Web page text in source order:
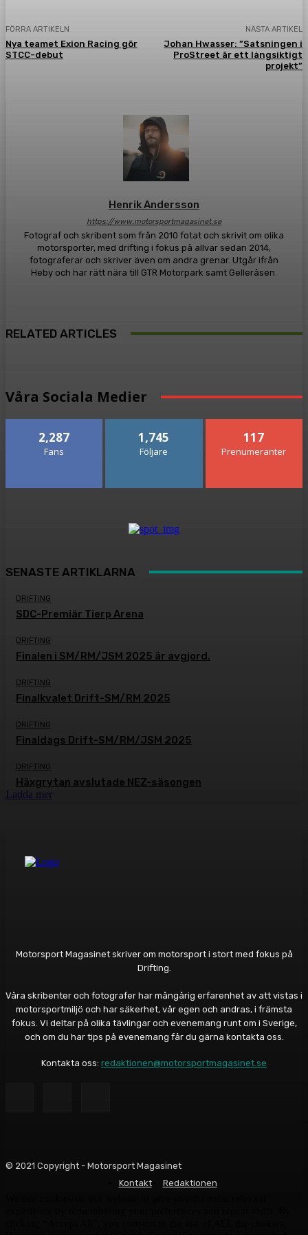
FÖRRA ARTIKELN
Nya teamet Exion Racing gör
STCC-debut
NÄSTA ARTIKEL
Johan Hwasser: ”Satsningen i
ProStreet är ett långsiktigt
projekt”
Henrik Andersson
https://www.motorsportmagasinet.se
Fotograf och skribent som från 2010 fotat och skrivit om olika
motorsporter, med drifting i fokus på allvar sedan 2014,
fotograferar och skriver även om andra grenar. Utgår ifrån
Heby och har rätt nära till GTR Motorpark samt Gelleråsen.
RELATED ARTICLES
Våra Sociala Medier
2,287
Fans
1,745
Följare
117
Prenumeranter
SENASTE ARTIKLARNA
DRIFTING
SDC-Premiär Tierp Arena
DRIFTING
Finalen i SM/RM/JSM 2025 är avgjord.
DRIFTING
Finalkvalet Drift-SM/RM 2025
DRIFTING
Finaldags Drift-SM/RM/JSM 2025
DRIFTING
Häxgrytan avslutade NEZ-säsongen
Ladda mer
Motorsport Magasinet skriver om motorsport i stort med fokus på
Drifting.
Våra skribenter och fotografer har mångårig erfarenhet av att vistas i
motorsportmiljö och har säkerhet, vår egen och andras, i främsta
fokus. Vi deltar på olika tävlingar och evenemang runt om i Sverige,
och om du har tips på evenemang får du gärna kontakta oss.
Kontakta oss: redaktionen@motorsportmagasinet.se
© 2021 Copyright - Motorsport Magasinet
Kontakt
Redaktionen